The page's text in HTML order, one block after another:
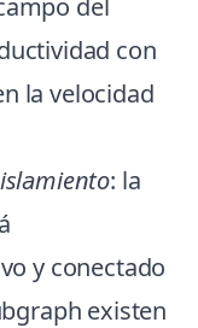
del
con
la velocidad
: la
y conectado
existen